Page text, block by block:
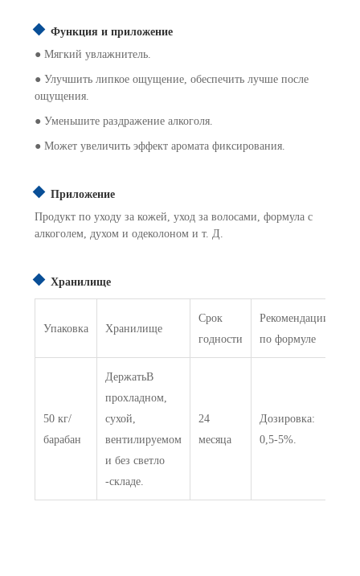
Функция и приложение
● Мягкий увлажнитель.
● Улучшить липкое ощущение, обеспечить лучше после
ощущения.
● Уменьшите раздражение алкоголя.
● Может увеличить эффект аромата фиксирования.
Приложение
Продукт по уходу за кожей, уход за волосами, формула с
алкоголем, духом и одеколоном и т. Д.
Хранилище
Упаковка Хранилище
Срок
годности
Рекомендации
по формуле
50 кг/
барабан
ДержатьВ
прохладном,
сухой,
вентилируемом
и без светло
-складе.
24
месяца
Дозировка:
0,5-5%.